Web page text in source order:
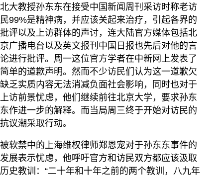
北大教授孙东东在接受中国新闻周刊采访时称老访
民99%是精神病，并应该关起来治疗，引起各界的
批评以及上访群体的声讨，连大陆官方媒体包括北
京广播电台以及英文报刊中国日报也先后对他的言
论进行批评。周一这位官方学者在中新网上发表了
简单的道歉声明。然而不少访民们认为这一道歉欠
缺乏实质内容无法消减负面社会影响，同时也对于
上访前景忧虑，他们继续前往北京大学，要求孙东
东作进一步的解释。而当局周三终于开始对访民的
抗议潮采取行动。
被软禁中的上海维权律师郑恩宠对于孙东东事件的
发展表示忧虑，他呼吁官方和访民双方都应该汲取
历史教训：“二十年和十年之前的两个教训，八九年